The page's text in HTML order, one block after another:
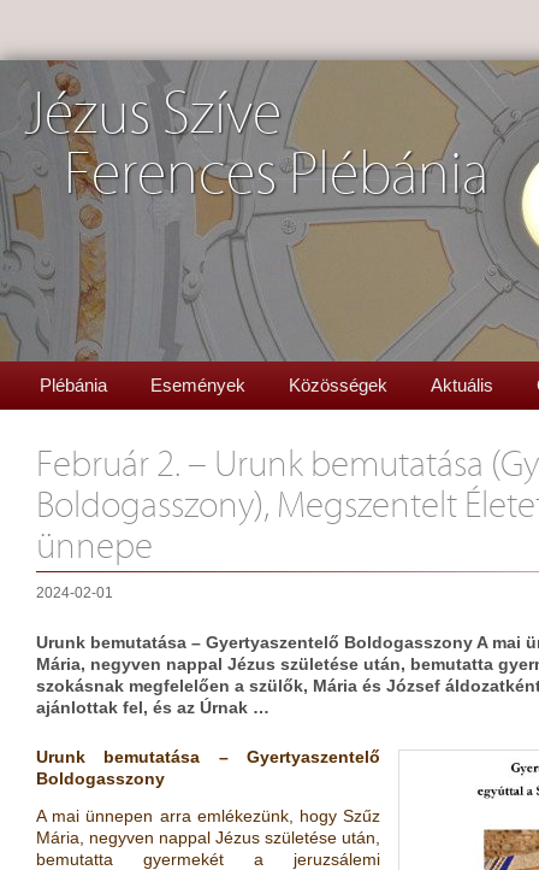
Jézus Szíve
Ferences Plébánia
Plébánia Események Közösségek Aktuális
Február 2. – Urunk bemutatása
Boldogasszony), Megszentelt
ünnepe
2024-02-01
Urunk bemutatása – Gyertyaszentelő Boldogasszony A mai
Mária, negyven nappal Jézus születése után, bemutatta
szokásnak megfelelően a szülők, Mária és József
ajánlottak fel, és az Úrnak …
Urunk bemutatása – Gyertyaszentelő
Boldogasszony
A mai ünnepen arra emlékezünk, hogy Szűz
Mária, negyven nappal Jézus születése után,
bemutatta gyermekét a jeruzsálemi